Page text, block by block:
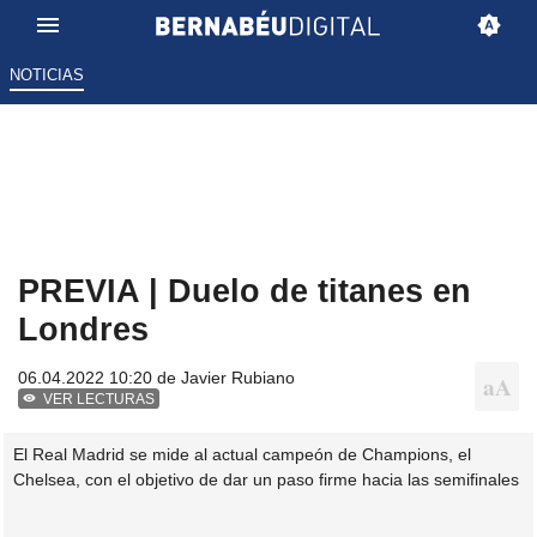
NOTICIAS
PREVIA | Duelo de titanes en
Londres
06.04.2022 10:20 de Javier Rubiano
VER LECTURAS
El Real Madrid se mide al actual campeón de Champions, el
Chelsea, con el objetivo de dar un paso firme hacia las semifinales